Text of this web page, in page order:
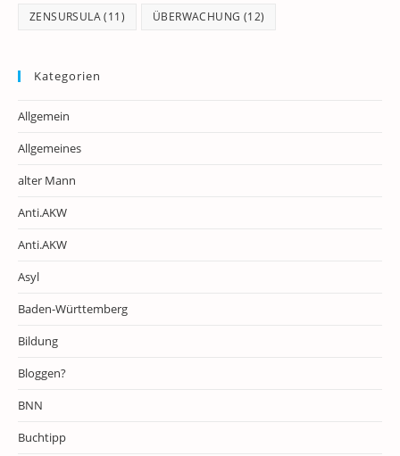
ZENSURSULA(11) ÜBERWACHUNG (12)
Kategorien
Allgemein
Allgemeines
alter Mann
Anti.AKW
Anti.AKW
Asyl
Baden-Württemberg
Bildung
Bloggen?
BNN
Buchtipp